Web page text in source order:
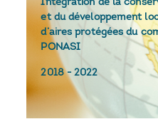
et du développement
d’aires protégées du
PONASI
2018-2022